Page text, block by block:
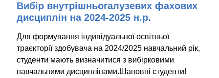
Вибір внутрішньогалузевих фахових
дисциплін на 2024-2025 н.р.
Для формування індивідуальної освітньої
траєкторії здобувача на 2024/2025 навчальний рік,
студенти мають визначитися з вибірковими
навчальними дисциплінами.Шановні студенти!